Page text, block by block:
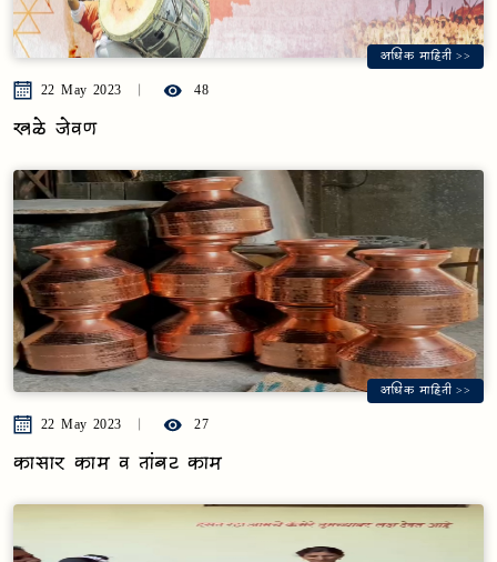
अधिक माहिती >>
22 May 2023 48
खळे जेवण
अधिक माहिती >>
22 May 2023 27
कासार काम व तांबट काम